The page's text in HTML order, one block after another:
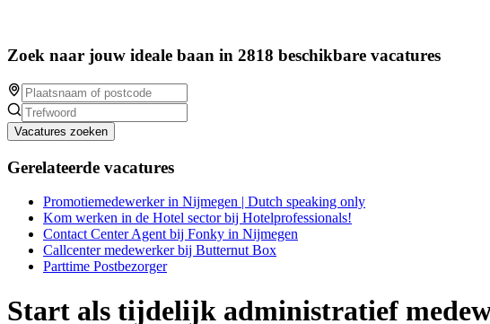
Zoek naar jouw ideale baan in 2818 beschikbare vacatures
Vacatures zoeken
Gerelateerde vacatures
Promotiemedewerker in Nijmegen | Dutch speaking only
Kom werken in de Hotel sector bij Hotelprofessionals!
Contact Center Agent bij Fonky in Nijmegen
Callcenter medewerker bij Butternut Box
Parttime Postbezorger
Start als tijdelijk administratief